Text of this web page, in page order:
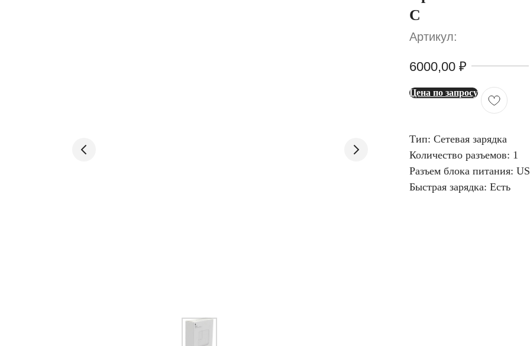
C
Артикул:
6000,00 ₽ 7500,00 ₽
Цена по запросу
Тип: Сетевая зарядка
Количество разъемов: 1
Разъем блока питания:
Быстрая зарядка: Есть